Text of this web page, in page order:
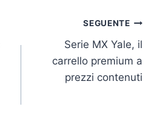
SEGUENTE
Serie MX Yale, il
carrello premium a
prezzi contenuti